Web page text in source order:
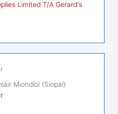
Limited T/A Gerard's
Miondíol (Siopaí)